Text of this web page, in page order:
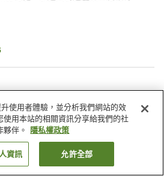
岩盤浴
餐廳
找客房
使用者體驗，並分析我們網站的效
使用本站的相關資訊分享給我們的社
伴。
隱私權政策
資訊 允許全部